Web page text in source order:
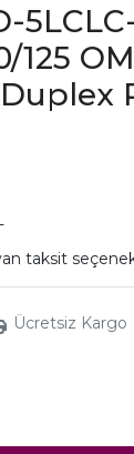
125
taksit
Ücretsiz Kargo